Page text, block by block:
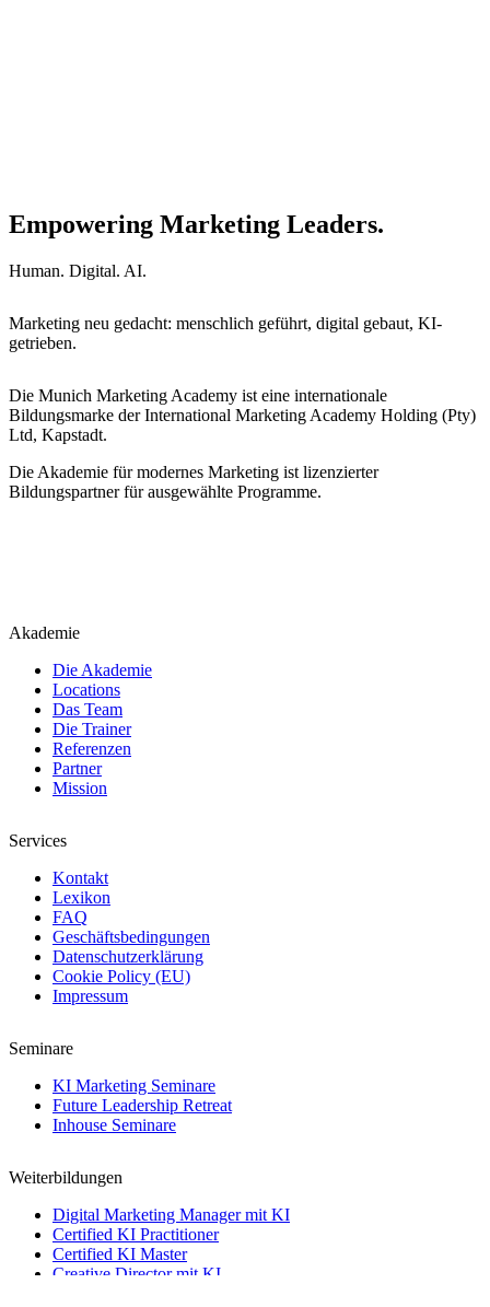
Empowering Marketing Leaders.
Human. Digital. AI.
Marketing neu gedacht: menschlich geführt, digital gebaut, KI-
getrieben.
Die Munich Marketing Academy ist eine internationale
Bildungsmarke der International Marketing Academy Holding (Pty)
Ltd, Kapstadt.
Die Akademie für modernes Marketing ist lizenzierter
Bildungspartner für ausgewählte Programme.
Akademie
Die Akademie
Locations
Das Team
Die Trainer
Referenzen
Partner
Mission
Services
Kontakt
Lexikon
FAQ
Geschäftsbedingungen
Datenschutzerklärung
Cookie Policy (EU)
Impressum
Seminare
KI Marketing Seminare
Future Leadership Retreat
Inhouse Seminare
Weiterbildungen
Digital Marketing Manager mit KI
Certified KI Practitioner
Certified KI Master
Creative Director mit KI